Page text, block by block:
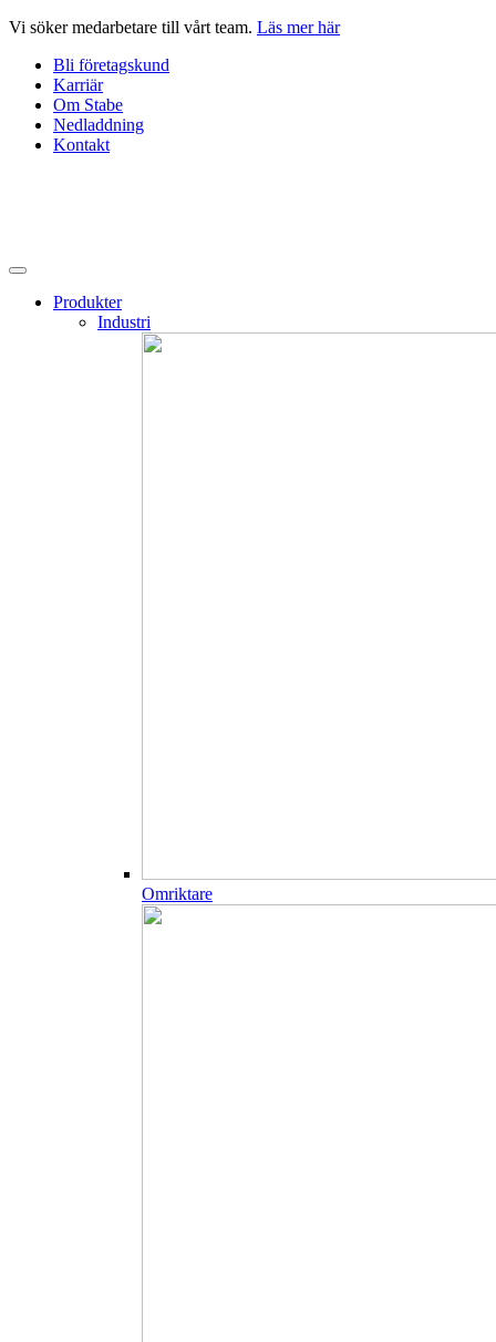
Hoppa
innehåll
Vi söker medarbetare till vårt team. Läs mer här
Bli företagskund
Karriär
Om Stabe
Nedladdning
Kontakt
Produkter
Industri
Omriktare